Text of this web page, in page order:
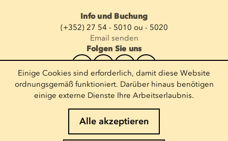
Info und Buchung
(+352) 27 54 - 5010 ou - 5020
Email senden
Folgen Sie uns
Newsletter abonnieren
E-Mail eingeben
Einige Cookies sind erforderlich, damit diese Website
ordnungsgemäß funktioniert. Darüber hinaus benötigen
einige externe Dienste Ihre Arbeitserlaubnis.
Alle akzeptieren